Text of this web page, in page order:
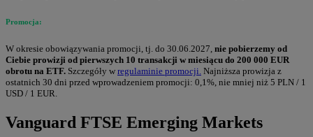
Promocja:
W okresie obowiązywania promocji, tj. do 30.06.2027, nie pobierzemy od
Ciebie prowizji od pierwszych 10 transakcji w miesiącu do 200 000 EUR
obrotu na ETF. Szczegóły w regulaminie promocji. Najniższa prowizja z
ostatnich 30 dni przed wprowadzeniem promocji: 0,1%, nie mniej niż 5 PLN / 1
USD / 1 EUR.
Vanguard FTSE Emerging Markets